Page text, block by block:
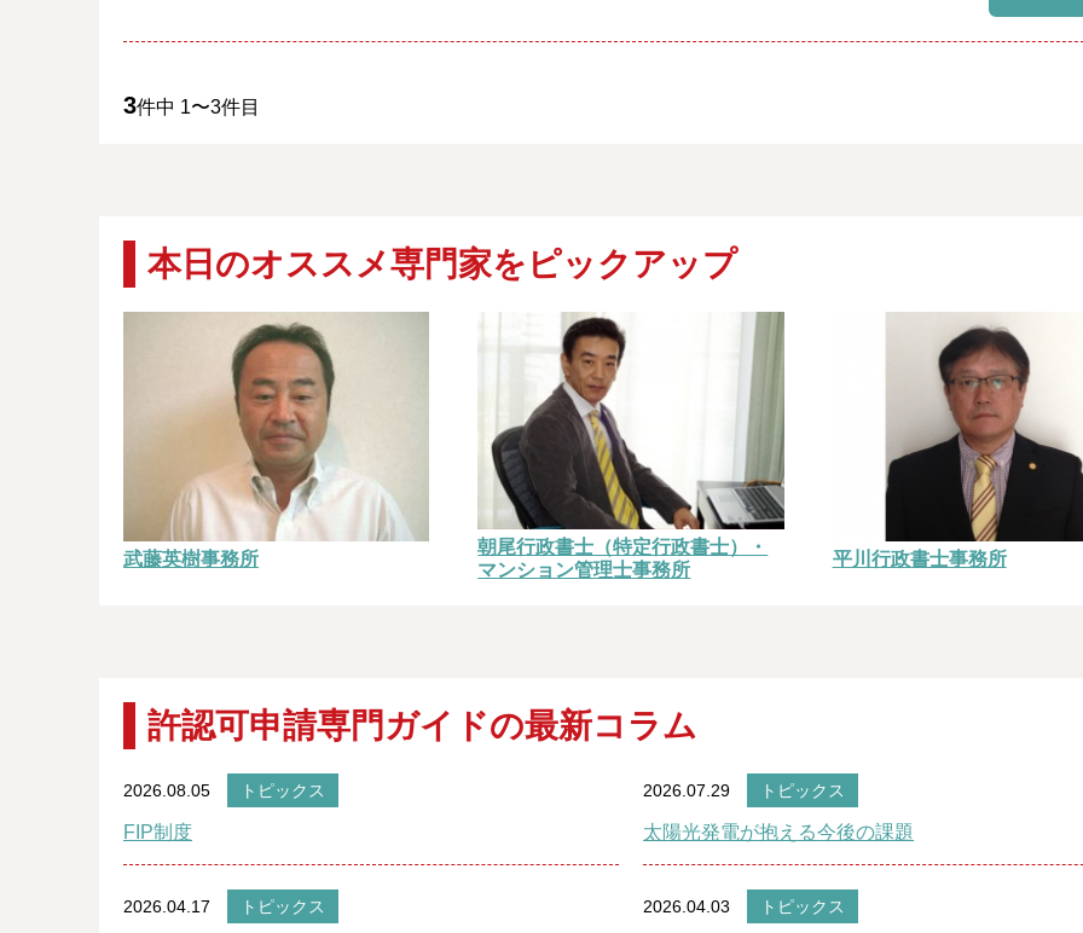
3件中 1〜3件目
本日のオススメ専門家をピックアップ
武藤英樹事務所
朝尾行政書士（特定行政書士）・
マンション管理士事務所
平川行政書士事務所
許認可申請専門ガイドの最新コラム
2026.08.05 トピックス
FIP制度
2026.07.29 トピックス
太陽光発電が抱える今後の課題
2026.04.17 トピックス 2026.04.03 トピックス